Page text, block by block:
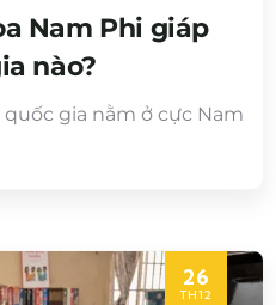
Nam Phi giáp
nào?
gia nằm ở cực Nam
26
TH12